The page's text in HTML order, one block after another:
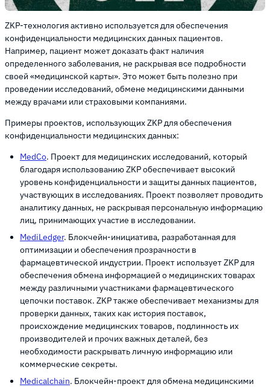
ZKP-технология активно используется для обеспечения
конфиденциальности медицинских данных пациентов.
Например, пациент может доказать факт наличия
определенного заболевания, не раскрывая все подробности
своей «медицинской карты». Это может быть полезно при
проведении исследований, обмене медицинскими данными
между врачами или страховыми компаниями.
Примеры проектов, использующих ZKP для обеспечения
конфиденциальности медицинских данных:
MedCo. Проект для медицинских исследований, который
благодаря использованию ZKP обеспечивает высокий
уровень конфиденциальности и защиты данных пациентов,
участвующих в исследованиях. Проект позволяет проводить
аналитику данных, не раскрывая персональную информацию
лиц, принимающих участие в исследовании.
MediLedger. Блокчейн-инициатива, разработанная для
оптимизации и обеспечения прозрачности в
фармацевтической индустрии. Проект использует ZKP для
обеспечения обмена информацией о медицинских товарах
между различными участниками фармацевтического
цепочки поставок. ZKP также обеспечивает механизмы для
проверки данных, таких как история поставок,
происхождение медицинских товаров, подлинность их
производителей и прочих важных деталей, без
необходимости раскрывать личную информацию или
коммерческие секреты.
Medicalchain. Блокчейн-проект для обмена медицинскими